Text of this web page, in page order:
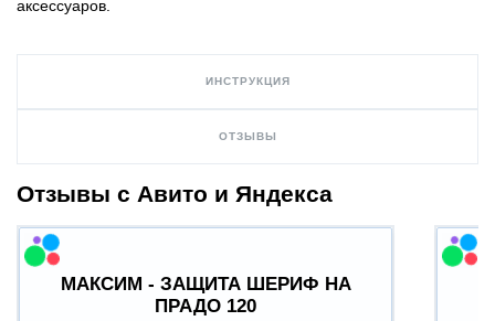
аксессуаров.
ИНСТРУКЦИЯ
ОТЗЫВЫ
Отзывы с Авито и Яндекса
МАКСИМ - ЗАЩИТА ШЕРИФ НА
ПРАДО 120